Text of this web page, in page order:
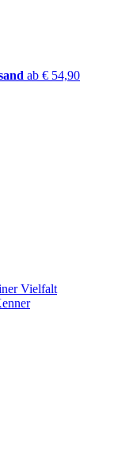
ab € 54,90
Vielfalt